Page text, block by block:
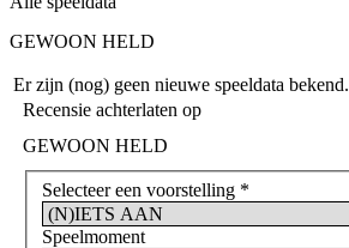
GEWOON HELD
Er zijn (nog) geen nieuwe speeldata bekend.
Recensie achterlaten op
GEWOON HELD
Selecteer een voorstelling *
Speelmoment